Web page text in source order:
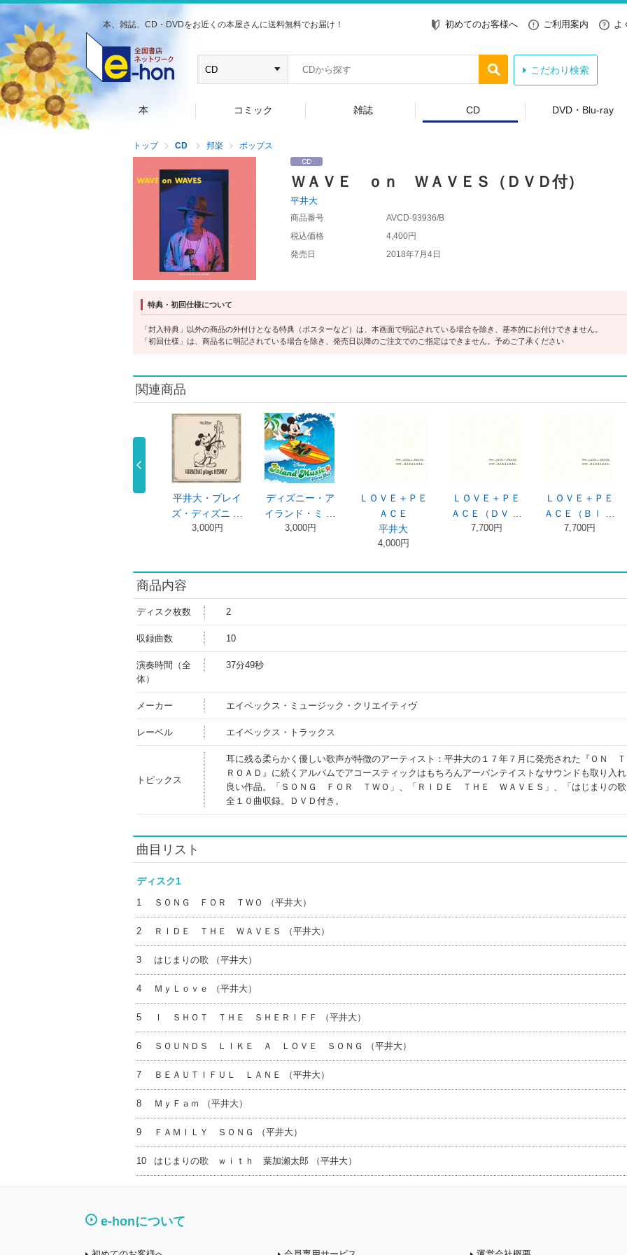
本、雑誌、CD・DVDをお近くの本屋さんに送料無料でお届け！ 初めてのお客様へ ご利用案内 よ
こだわり検索
本 コミック 雑誌 CD DVD・Blu-ray
トップ CD 邦楽 ポップス
ＷＡＶＥ ｏｎ ＷＡＶＥＳ（ＤＶＤ付）
平井大
商品番号
AVCD-93936/B
税込価格
4,400円
発売日
2018年7月4日
特典・初回仕様について
「封入特典」以外の商品の外付けとなる特典（ポスターなど）は、本画面で明記されている場合を除き、基本的にお付けできません。
「初回仕様」は、商品名に明記されている場合を除き、発売日以降のご注文でのご指定はできません。予めご了承ください
関連商品
ディズニー・ア
ＬＯＶＥ＋ＰＥ
ＡＣＥ
平井大
ＬＯＶＥ＋ＰＥ
ＡＣＥ（ＤＶ …
7,700円
ＬＯＶＥ＋ＰＥ
ＡＣＥ（Ｂｌ …
7,700円
ＨＯＰＥ／ＷＩ
ＳＨ（Ｂｌｕ …
4,950円
ＨＯＰＥ／ＷＩ
ＳＨ
平井大
商品内容
ディスク枚数 2
収録曲数 10
演奏時間（全
体）
37分49秒
メーカー エイベックス・ミュージック・クリエイティヴ
レーベル エイベックス・トラックス
トピックス
耳に残る柔らかく優しい歌声が特徴のアーティスト：平井大の１７年７月に発売された『ＯＮ
ＲＯＡＤ』に続くアルバムでアコースティックはもちろんアーバンテイストなサウンドも取り入
良い作品。「ＳＯＮＧ ＦＯＲ ＴＷＯ」、「ＲＩＤＥ ＴＨＥ ＷＡＶＥＳ」、「はじまりの歌
全１０曲収録。ＤＶＤ付き。
曲目リスト
ディスク1
1 ＳＯＮＧ ＦＯＲ ＴＷＯ （平井大）
2 ＲＩＤＥ ＴＨＥ ＷＡＶＥＳ （平井大）
3 はじまりの歌 （平井大）
4 ＭｙＬｏｖｅ （平井大）
5 Ｉ ＳＨＯＴ ＴＨＥ ＳＨＥＲＩＦＦ （平井大）
6 ＳＯＵＮＤＳ ＬＩＫＥ Ａ ＬＯＶＥ ＳＯＮＧ （平井大）
7 ＢＥＡＵＴＩＦＵＬ ＬＡＮＥ （平井大）
8 ＭｙＦａｍ （平井大）
9 ＦＡＭＩＬＹ ＳＯＮＧ （平井大）
10 はじまりの歌 ｗｉｔｈ 葉加瀬太郎 （平井大）
e-honについて